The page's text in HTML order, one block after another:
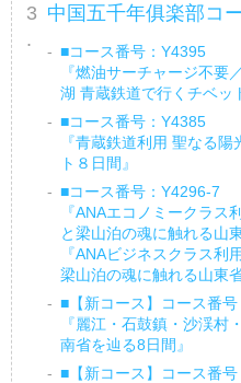
中国五千年俱楽部コ
■コース番号：Y4395
『燃油サーチャージ不要
湖 青蔵鉄道で行くチベッ
■コース番号：Y4385
『青蔵鉄道利用 聖なる
ト８日間』
■コース番号：Y4296-7
『ANAエコノミークラス
と梁山泊の魂に触れる山
『ANAビジネスクラス利
梁山泊の魂に触れる山東
■【新コース】コース番
『麗江・石鼓鎮・沙渓村
南省を辿る8日間』
■【新コース】コース番